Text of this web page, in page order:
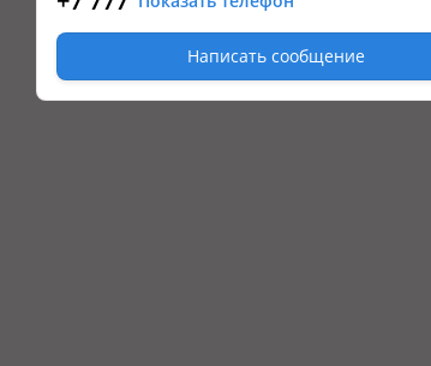
Написать сообщение